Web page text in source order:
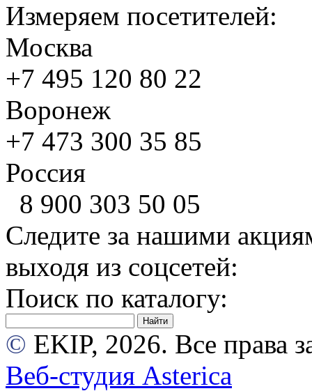
Измеряем посетителей:
Москва
+7 495 120 80 22
Воронеж
+7 473 300 35 85
Россия
8 900 303 50 05
Следите за нашими
выходя из соцсетей:
Поиск по каталогу:
© EKIP, 2026. Все права
Веб-студия Asterica